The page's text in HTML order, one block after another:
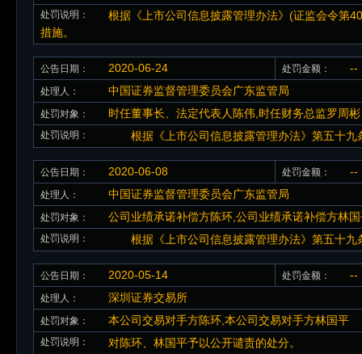
处罚说明：
根据《上市公司信息披露管理办法》(证监会令第
措施。
公告日期： 2020-06-24 处罚金额： --
处理人： 中国证券监督管理委员会广东监管局
处罚对象： 时任董事长、法定代表人陈伟,时任财务总监罗周彬
处罚说明： 根据《上市公司信息披露管理办法》第五十九
公告日期： 2020-06-08 处罚金额： --
处理人： 中国证券监督管理委员会广东监管局
处罚对象： 公司业绩承诺补偿方陈环,公司业绩承诺补偿方林
处罚说明： 根据《上市公司信息披露管理办法》第五十九
公告日期： 2020-05-14 处罚金额： --
处理人： 深圳证券交易所
处罚对象： 本公司交易对手方陈环,本公司交易对手方林国平
处罚说明： 对陈环、林国平予以公开谴责的处分。